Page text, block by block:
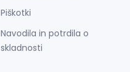
Piškotki
Navodila in potrdila o
skladnosti